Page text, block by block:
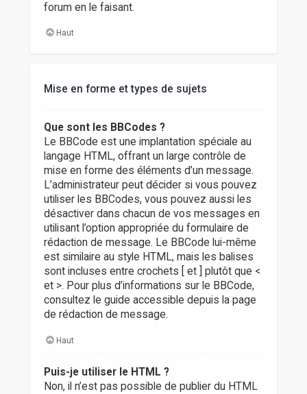
forum en le faisant.
Haut
Mise en forme et types de sujets
Que sont les BBCodes ?
Le BBCode est une implantation spéciale au
langage HTML, offrant un large contrôle de
mise en forme des éléments d’un message.
L’administrateur peut décider si vous pouvez
utiliser les BBCodes, vous pouvez aussi les
désactiver dans chacun de vos messages en
utilisant l’option appropriée du formulaire de
rédaction de message. Le BBCode lui-même
est similaire au style HTML, mais les balises
sont incluses entre crochets [ et ] plutôt que <
et >. Pour plus d’informations sur le BBCode,
consultez le guide accessible depuis la page
de rédaction de message.
Haut
Puis-je utiliser le HTML ?
Non, il n’est pas possible de publier du HTML